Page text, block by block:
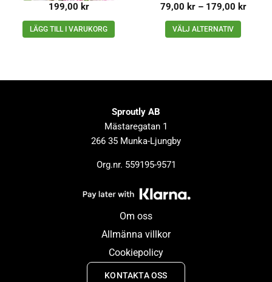
199,00 kr
LÄGG TILL I VARUKORG
79,00 kr – 179,00 kr
VÄLJ ALTERNATIV
Om oss
Allmänna villkor
Cookiepolicy
Sproutly AB
Mästaregatan 1
266 35 Munka-Ljungby
Org.nr. 559195-9571
KONTAKTA OSS